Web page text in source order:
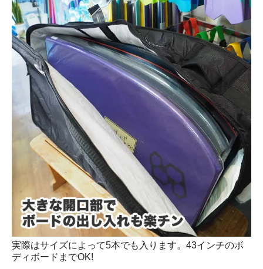
実際はサイズによって5本でも入ります。43インチのボ
ディボードまでOK!